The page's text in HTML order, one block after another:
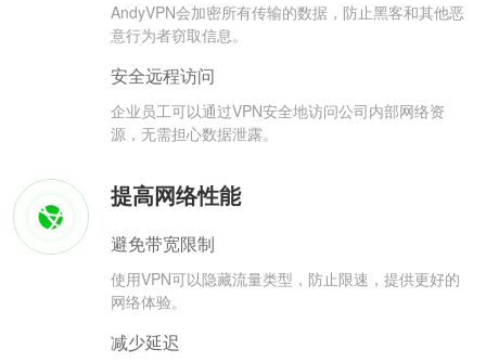
AndyVPN会加密所有传输的数据，防止黑客和其他恶
意行为者窃取信息。
安全远程访问
企业员工可以通过VPN安全地访问公司内部网络资
源，无需担心数据泄露。
提高网络性能
避免带宽限制
使用VPN可以隐藏流量类型，防止限速，提供更好的
网络体验。
减少延迟